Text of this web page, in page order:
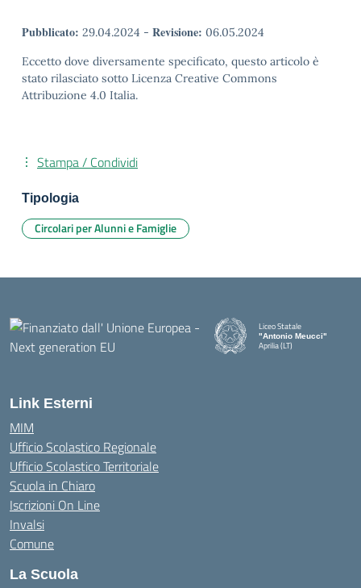
Pubblicato: 29.04.2024 - Revisione: 06.05.2024
Eccetto dove diversamente specificato, questo articolo è
stato rilasciato sotto Licenza Creative Commons
Attribuzione 4.0 Italia.
Stampa / Condividi
Tipologia
Circolari per Alunni e Famiglie
Liceo Statale
"Antonio Meucci"
Aprilia (LT)
Link Esterni
MIM
Ufficio Scolastico Regionale
Ufficio Scolastico Territoriale
Scuola in Chiaro
Iscrizioni On Line
Invalsi
Comune
La Scuola